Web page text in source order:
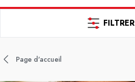
FILTRER
Page d'accueil